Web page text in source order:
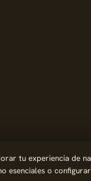
tu experiencia de
esenciales o